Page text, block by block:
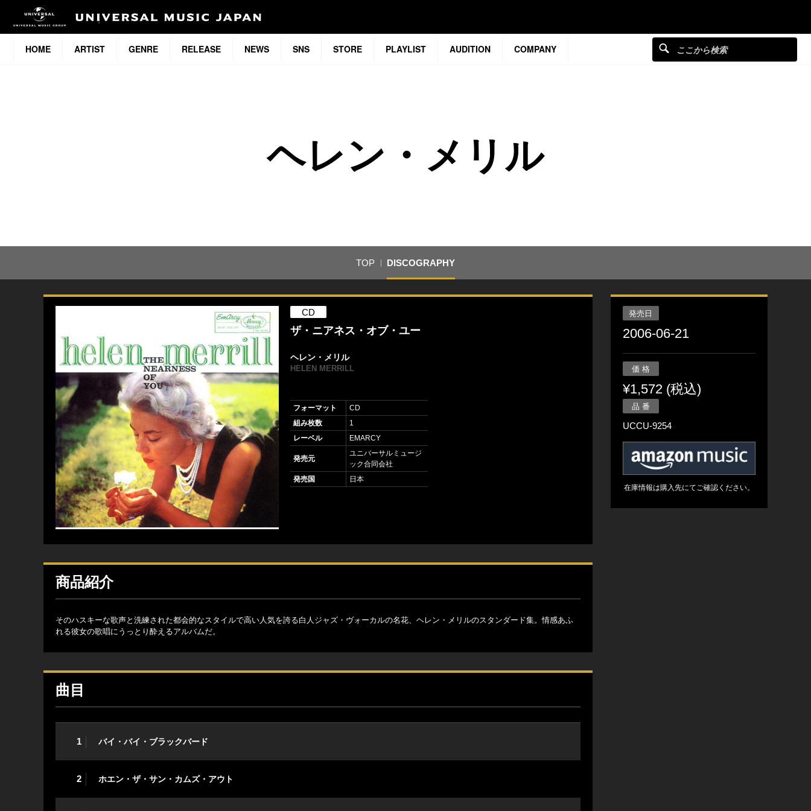
HOME ARTIST GENRE RELEASE NEWS SNS STORE PLAYLIST AUDITION COMPANY
ヘレン・メリル
TOP DISCOGRAPHY
CD
ザ・ニアネス・オブ・ユー
ヘレン・メリル
HELEN MERRILL
フォーマット
CD
組み枚数
1
レーベル
EMARCY
発売元
ユニバーサルミュージ
ック合同会社
発売国
日本
商品紹介
そのハスキーな歌声と洗練された都会的なスタイルで高い人気を誇る白人ジャズ・ヴォーカルの名花、ヘレン・メリルのスタンダード集。情感あふ
れる彼女の歌唱にうっとり酔えるアルバムだ。
曲目
1 バイ・バイ・ブラックバード
2 ホエン・ザ・サン・カムズ・アウト
発売日
2006-06-21
価 格
¥1,572 (税込)
品 番
UCCU-9254
在庫情報は購入先にてご確認ください。